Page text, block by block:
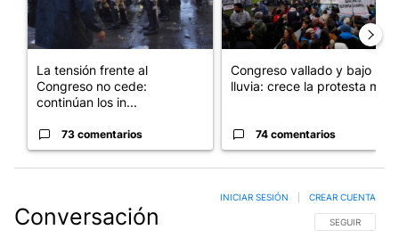
La tensión frente al
Congreso no cede:
continúan los in...
73 comentarios
Congreso vallado y bajo la
lluvia: crece la protesta mi...
74 comentarios
Conversación SIGA ESTA
SEGUIR
INICIAR SESIÓN CREAR CUENTA